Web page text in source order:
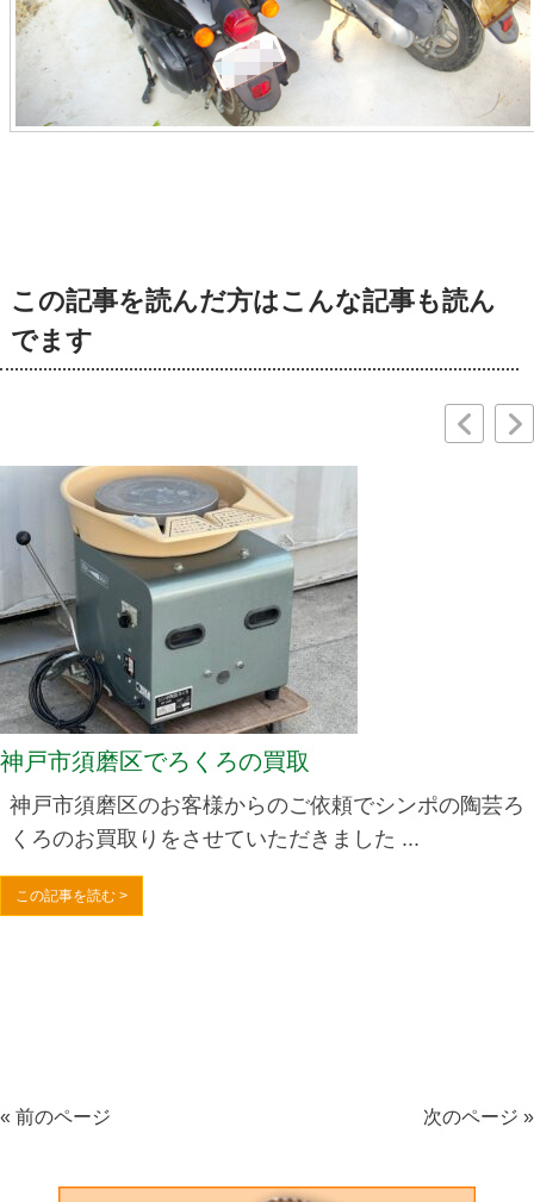
この記事を読んだ方はこんな記事も読ん
でます
神戸市須磨区でろくろの買取
神戸市須磨区のお客様からのご依頼でシンポの陶芸ろ
くろのお買取りをさせていただきました ...
この記事を読む >
« 前のページ 次のページ »